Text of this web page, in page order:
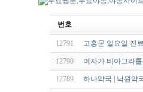
번호
12791 고흥군 일요일 진
12790 여자가 비아그라
12789 하나약국 | 낙원약